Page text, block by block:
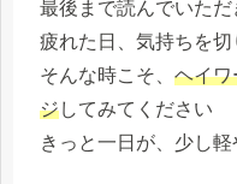
最後まで読んでいた
疲れた日、気持ちを切
そんな時こそ、 ヘイワ
ジしてみてください
きっと一日が、少し